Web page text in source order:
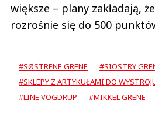
większe – plany zakładają,
rozrośnie się do 500
#SØSTRENE GRENE #SIOSTRY
#SKLEPY Z ARTYKUŁAMI DO
#LINE VOGDRUP
#MIKKEL GRENE